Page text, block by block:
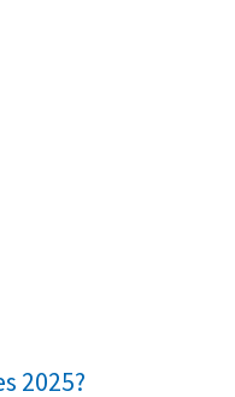
2025?